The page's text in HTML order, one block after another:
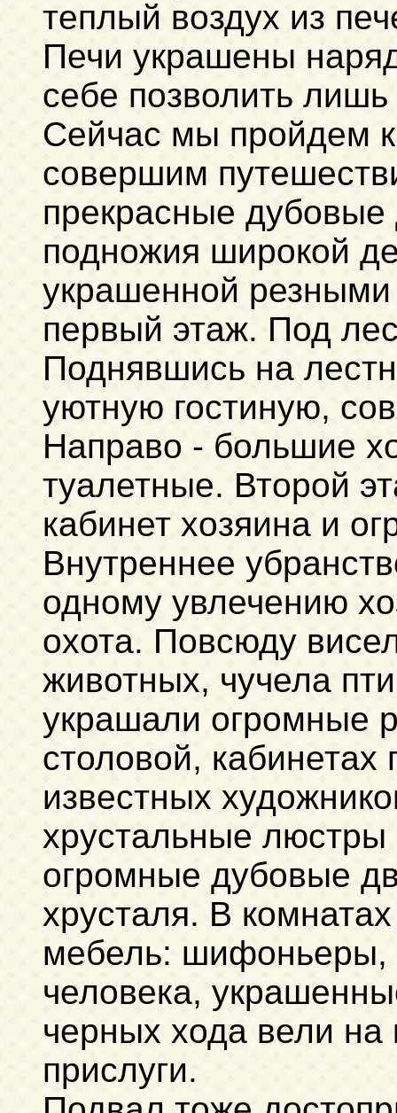
теплый воздух из
Печи украшены
себе позволить
Сейчас мы пройдем
совершим
прекрасные дубовые
подножия широкой
украшенной
первый этаж. Под
Поднявшись на
уютную гостиную,
Направо - большие
туалетные. Второй
кабинет хозяина и
Внутреннее
одному увлечению
охота. Повсюду
животных, чучела
украшали огромные
столовой,
известных
хрустальные
огромные дубовые
хрусталя. В
мебель: шифоньеры,
человека,
черных хода вели
прислуги.